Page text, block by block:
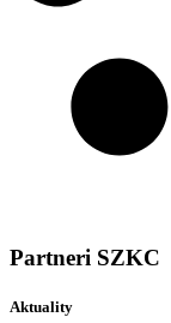
Partneri SZKC
Aktuality